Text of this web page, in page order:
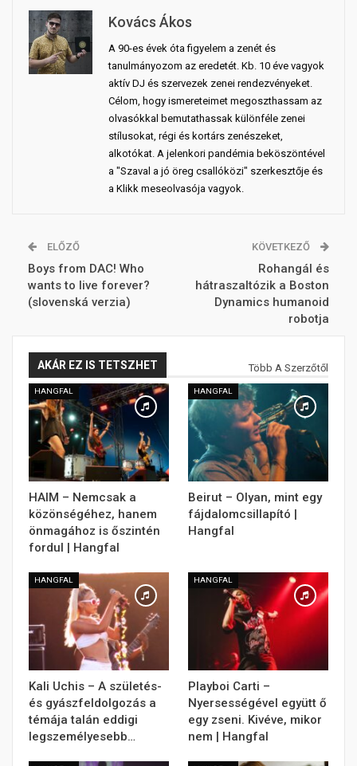
Kovács Ákos
A 90-es évek óta figyelem a zenét és
tanulmányozom az eredetét. Kb. 10 éve vagyok
aktív DJ és szervezek zenei rendezvényeket.
Célom, hogy ismereteimet megoszthassam az
olvasókkal bemutathassak különféle zenei
stílusokat, régi és kortárs zenészeket,
alkotókat. A jelenkori pandémia beköszöntével
a "Szaval a jó öreg csallóközi" szerkesztője és
a Klikk meseolvasója vagyok.
ELŐZŐ
Boys from DAC! Who
wants to live forever?
(slovenská verzia)
KÖVETKEZŐ
Rohangál és
hátraszaltózik a Boston
Dynamics humanoid
robotja
AKÁR EZ IS TETSZHET Több A Szerzőtől
HANGFAL
HAIM – Nemcsak a
közönségéhez, hanem
önmagához is őszintén
fordul | Hangfal
HANGFAL
Beirut – Olyan, mint egy
fájdalomcsillapító |
Hangfal
HANGFAL
Kali Uchis – A születés-
és gyászfeldolgozás a
témája talán eddigi
legszemélyesebb…
HANGFAL
Playboi Carti –
Nyersességével együtt ő
egy zseni. Kivéve, mikor
nem | Hangfal